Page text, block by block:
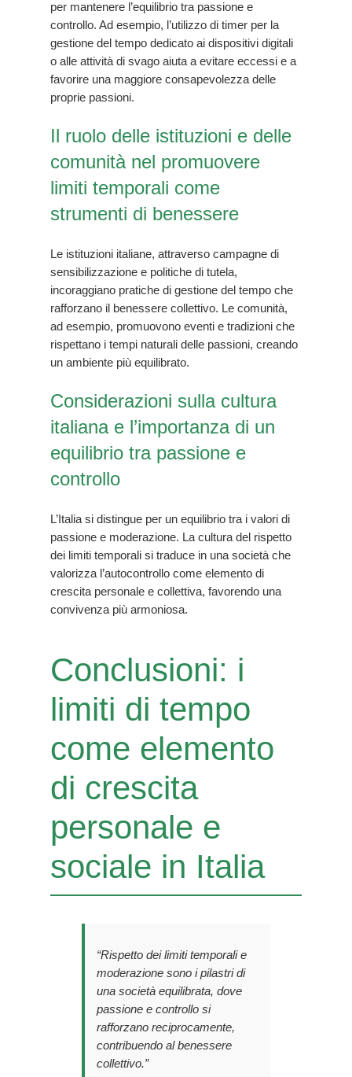
per mantenere l’equilibrio tra passione e
controllo. Ad esempio, l’utilizzo di timer per la
gestione del tempo dedicato ai dispositivi digitali
o alle attività di svago aiuta a evitare eccessi e a
favorire una maggiore consapevolezza delle
proprie passioni.
Il ruolo delle istituzioni e delle
comunità nel promuovere
limiti temporali come
strumenti di benessere
Le istituzioni italiane, attraverso campagne di
sensibilizzazione e politiche di tutela,
incoraggiano pratiche di gestione del tempo che
rafforzano il benessere collettivo. Le comunità,
ad esempio, promuovono eventi e tradizioni che
rispettano i tempi naturali delle passioni, creando
un ambiente più equilibrato.
Considerazioni sulla cultura
italiana e l’importanza di un
equilibrio tra passione e
controllo
L’Italia si distingue per un equilibrio tra i valori di
passione e moderazione. La cultura del rispetto
dei limiti temporali si traduce in una società che
valorizza l’autocontrollo come elemento di
crescita personale e collettiva, favorendo una
convivenza più armoniosa.
Conclusioni: i
limiti di tempo
come elemento
di crescita
personale e
sociale in Italia
“Rispetto dei limiti temporali e
moderazione sono i pilastri di
una società equilibrata, dove
passione e controllo si
rafforzano reciprocamente,
contribuendo al benessere
collettivo.”